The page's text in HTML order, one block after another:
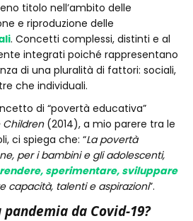
titolo nell’ambito delle
e riproduzione delle
. Concetti complessi, distinti e al
integrati poiché rappresentano
di una pluralità di fattori: sociali,
che individuali.
di “povertà educativa”
Children(2014), a mio parere tra le
ci spiega che: “La povertà
per i bambini e gli adolescenti,
sperimentare, sviluppare
capacità, talenti e aspirazioni”.
da Covid-19?